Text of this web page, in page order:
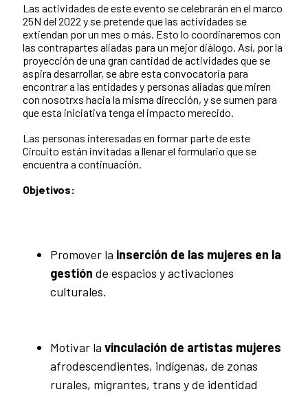
Las actividades de este evento se celebrarán en el marco
25N del 2022 y se pretende que las actividades se
extiendan por un mes o más. Esto lo coordinaremos con
las contrapartes aliadas para un mejor diálogo. Así, por la
proyección de una gran cantidad de actividades que se
aspira desarrollar, se abre esta convocatoria para
encontrar a las entidades y personas aliadas que miren
con nosotrxs hacia la misma dirección, y se sumen para
que esta iniciativa tenga el impacto merecido.
Las personas interesadas en formar parte de este
Circuito están invitadas a llenar el formulario que se
encuentra a continuación.
Objetivos:
Promover la inserción de las mujeres en la
gestión de espacios y activaciones
culturales.
Motivar la vinculación de artistas mujeres
afrodescendientes, indígenas, de zonas
rurales, migrantes, trans y de identidad